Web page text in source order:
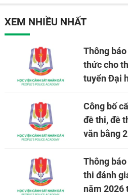
XEM NHIỀU NHẤT
Thông
thức cho
tuyển Đại
tuyển
CSND
Công bố
đề thi, đề
văn bằng
tính
Thông
thi đánh
năm 2026